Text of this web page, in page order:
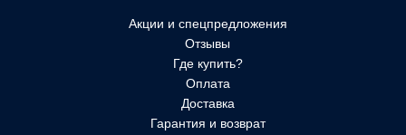
Акции и спецпредложения
Отзывы
Где купить?
Оплата
Доставка
Гарантия и возврат